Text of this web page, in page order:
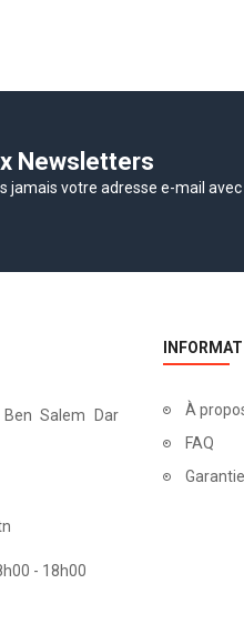
Newsletters
jamais votre adresse e-mail avec
Salem Dar
- 18h00
À
FAQ